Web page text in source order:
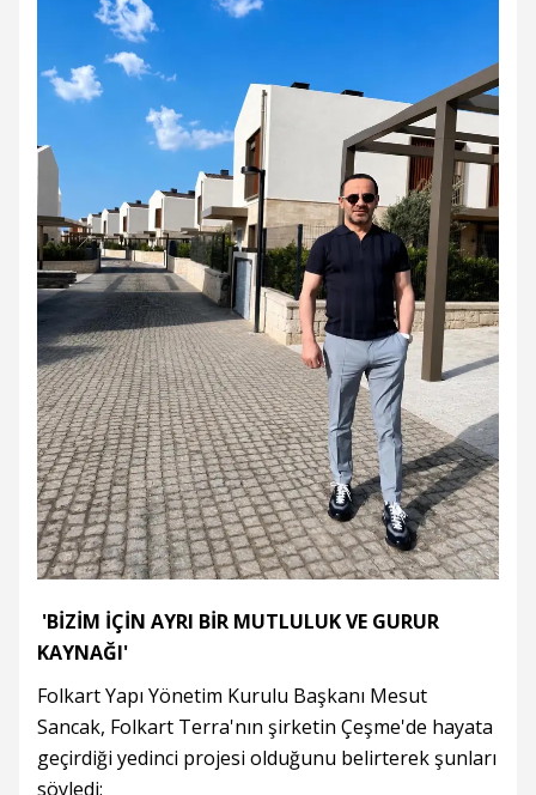
'BİZİM İÇİN AYRI BİR MUTLULUK VE GURUR
KAYNAĞI'
Folkart Yapı Yönetim Kurulu Başkanı Mesut
Sancak, Folkart Terra'nın şirketin Çeşme'de hayata
geçirdiği yedinci projesi olduğunu belirterek şunları
söyledi: